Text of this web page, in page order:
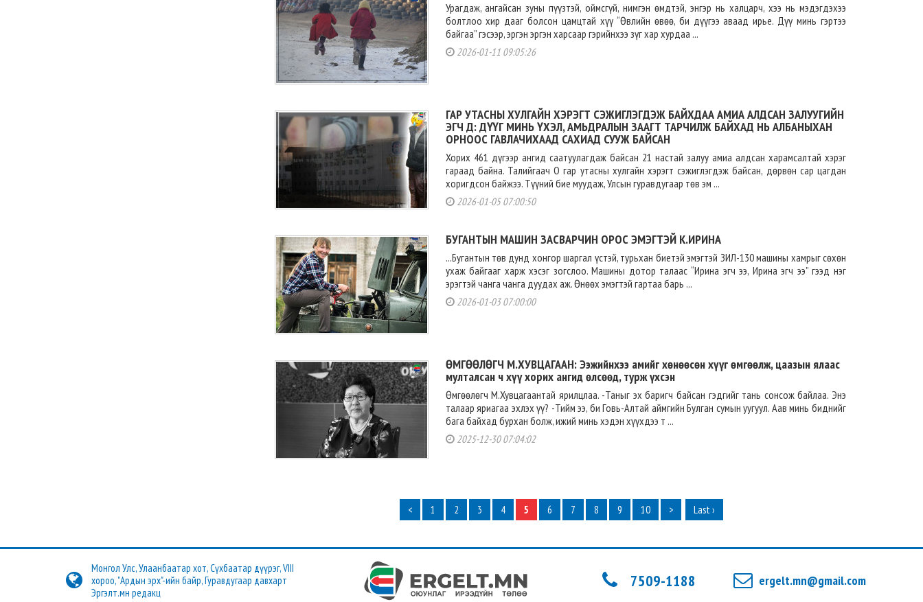
Урагдаж, ангайсан зуны пүүзтэй, оймсгүй, нимгэн өмдтэй, энгэр нь халцарч, хээ нь мэдэгдэхээ
болтлоо хир дааг болсон цамцтай хүү “Өвлийн өвөө, би дүүгээ аваад ирье. Дүү минь гэртээ
байгаа” гэсээр, эргэн эргэн харсаар гэрийнхээ зүг хар хурдаа ...
2026-01-11 09:05:26
ГАР УТАСНЫ ХУЛГАЙН ХЭРЭГТ СЭЖИГЛЭГДЭЖ БАЙХДАА АМИА АЛДСАН ЗАЛУУГИЙН
ЭГЧ Д: ДҮҮГ МИНЬ ҮХЭЛ, АМЬДРАЛЫН ЗААГТ ТАРЧИЛЖ БАЙХАД НЬ АЛБАНЫХАН
ОРНООС ГАВЛАЧИХААД САХИАД СУУЖ БАЙСАН
Хорих 461 дүгээр ангид саатуулагдаж байсан 21 настай залуу амиа алдсан харамсалтай хэрэг
гараад байна. Талийгаач О гар утасны хулгайн хэрэгт сэжиглэгдэж байсан, дөрвөн сар цагдан
хоригдсон байжээ. Түүний бие муудаж, Улсын гуравдугаар төв эм ...
2026-01-05 07:00:50
БУГАНТЫН МАШИН ЗАСВАРЧИН ОРОС ЭМЭГТЭЙ К.ИРИНА
...Бугантын төв дунд хонгор шаргал үстэй, турьхан биетэй эмэгтэй ЗИЛ-130 машины хамрыг сөхөн
ухаж байгааг харж хэсэг зогслоо. Машины дотор талаас “Ирина эгч ээ, Ирина эгч ээ” гээд нэг
эрэгтэй чанга чанга дуудах аж. Өнөөх эмэгтэй гартаа барь ...
2026-01-03 07:00:00
ӨМГӨӨЛӨГЧ М.ХУВЦАГААН: Ээжийнхээ амийг хөнөөсөн хүүг өмгөөлж, цаазын ялаас
мулталсан ч хүү хорих ангид өлсөөд, турж үхсэн
Өмгөөлөгч М.Хувцагаантай ярилцлаа. -Таныг эх баригч байсан гэдгийг тань сонсож байлаа. Энэ
талаар яриагаа эхлэх үү? -Тийм ээ, би Говь-Алтай аймгийн Булган сумын уугуул. Аав минь биднийг
бага байхад бурхан болж, ижий минь хэдэн хүүхдээ т ...
2025-12-30 07:04:02
< 1 2 3 4 5 6 7 8 9 10 > Last ›
Монгол Улс, Улаанбаатар хот, Сүхбаатар дүүрэг, VIII
хороо, "Ардын эрх"-ийн байр, Гуравдугаар давхарт
Эргэлт.мн редакц
7509-1188 ergelt.mn@gmail.com